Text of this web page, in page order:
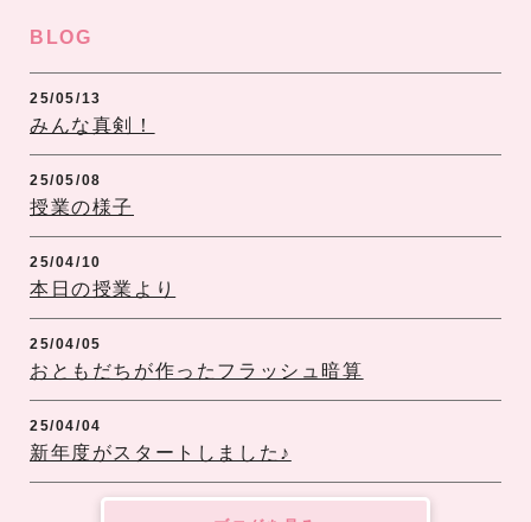
BLOG
25/05/13
みんな真剣！
25/05/08
授業の様子
25/04/10
本日の授業より
25/04/05
おともだちが作ったフラッシュ暗算
25/04/04
新年度がスタートしました♪